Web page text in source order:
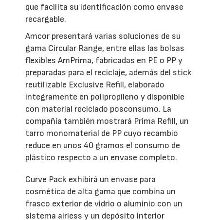
que facilita su identificación como envase
recargable.
Amcor presentará varias soluciones de su
gama Circular Range, entre ellas las bolsas
flexibles AmPrima, fabricadas en PE o PP y
preparadas para el reciclaje, además del stick
reutilizable Exclusive Refill, elaborado
íntegramente en polipropileno y disponible
con material reciclado posconsumo. La
compañía también mostrará Prima Refill, un
tarro monomaterial de PP cuyo recambio
reduce en unos 40 gramos el consumo de
plástico respecto a un envase completo.
Curve Pack exhibirá un envase para
cosmética de alta gama que combina un
frasco exterior de vidrio o aluminio con un
sistema airless y un depósito interior